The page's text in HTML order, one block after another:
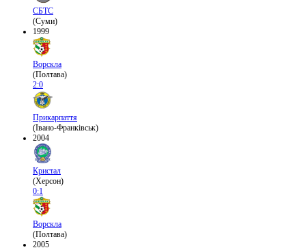
СБТС
(Суми)
1999
Ворскла
(Полтава)
2:0
Прикарпаття
(Івано-Франківськ)
2004
Кристал
(Херсон)
0:1
Ворскла
(Полтава)
2005